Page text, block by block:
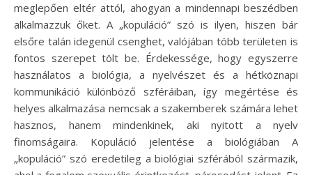
meglepően eltér attól, ahogyan a mindennapi beszédben
alkalmazzuk őket. A „kopuláció” szó is ilyen, hiszen bár
elsőre talán idegenül csenghet, valójában több területen is
fontos szerepet tölt be. Érdekessége, hogy egyszerre
használatos a biológia, a nyelvészet és a hétköznapi
kommunikáció különböző szféráiban, így megértése és
helyes alkalmazása nemcsak a szakemberek számára lehet
hasznos, hanem mindenkinek, aki nyitott a nyelv
finomságaira. Kopuláció jelentése a biológiában A
„kopuláció” szó eredetileg a biológiai szférából származik,